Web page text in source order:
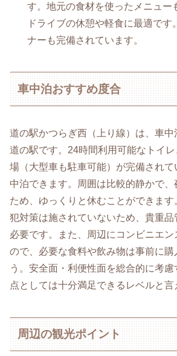
す。地元の食材を使ったメニュー
ドライブの休憩や軽食に最適です
ナーも完備されています。
車中泊おすすめ度合
道の駅かつらぎ西（上り線）は、車中
道の駅です。24時間利用可能なトイ
場（大型車も駐車可能）が完備され
中泊できます。周囲は比較的静かで
ため、ゆっくりと休むことができま
犯対策は施されていないため、貴重
必要です。また、周辺にコンビニエ
ので、必要な食料や飲み物は事前に購
う。安全面・利便性面を総合的に考
点としては十分満足できるレベルと言
周辺の観光ポイント